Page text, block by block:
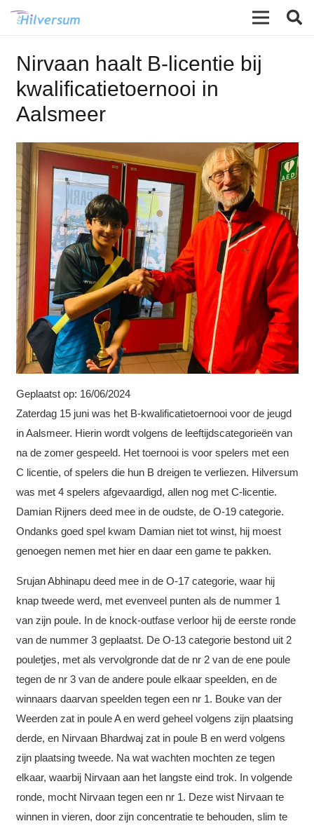
Nirvaan haalt B-licentie bij
kwalificatietoernooi in
Aalsmeer
Geplaatst op: 16/06/2024
Zaterdag 15 juni was het B-kwalificatietoernooi voor de jeugd
in Aalsmeer. Hierin wordt volgens de leeftijdscategorieën van
na de zomer gespeeld. Het toernooi is voor spelers met een
C licentie, of spelers die hun B dreigen te verliezen. Hilversum
was met 4 spelers afgevaardigd, allen nog met C-licentie.
Damian Rijners deed mee in de oudste, de O-19 categorie.
Ondanks goed spel kwam Damian niet tot winst, hij moest
genoegen nemen met hier en daar een game te pakken.
Srujan Abhinapu deed mee in de O-17 categorie, waar hij
knap tweede werd, met evenveel punten als de nummer 1
van zijn poule. In de knock-outfase verloor hij de eerste ronde
van de nummer 3 geplaatst. De O-13 categorie bestond uit 2
pouletjes, met als vervolgronde dat de nr 2 van de ene poule
tegen de nr 3 van de andere poule elkaar speelden, en de
winnaars daarvan speelden tegen een nr 1. Bouke van der
Weerden zat in poule A en werd geheel volgens zijn plaatsing
derde, en Nirvaan Bhardwaj zat in poule B en werd volgens
zijn plaatsing tweede. Na wat wachten mochten ze tegen
elkaar, waarbij Nirvaan aan het langste eind trok. In volgende
ronde, mocht Nirvaan tegen een nr 1. Deze wist Nirvaan te
winnen in vieren, door zijn concentratie te behouden, slim te